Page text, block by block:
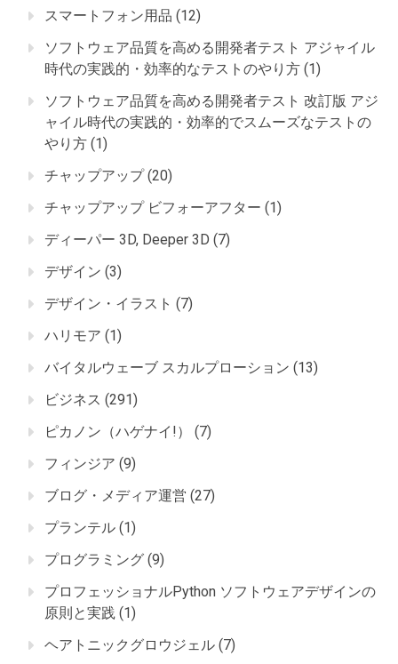
スマートフォン用品 (12)
ソフトウェア品質を高める開発者テスト アジャイル
時代の実践的・効率的なテストのやり方 (1)
ソフトウェア品質を高める開発者テスト 改訂版 アジ
ャイル時代の実践的・効率的でスムーズなテストの
やり方 (1)
チャップアップ(20)
チャップアップ ビフォーアフター (1)
ディーパー 3D, Deeper 3D (7)
デザイン (3)
デザイン・イラスト (7)
ハリモア (1)
バイタルウェーブ スカルプローション (13)
ビジネス (291)
ピカノン（ハゲナイ!）
(7)
フィンジア (9)
ブログ・メディア運営 (27)
プランテル (1)
プログラミング (9)
プロフェッショナルPython ソフトウェアデザインの
原則と実践 (1)
ヘアトニックグロウジェル (7)